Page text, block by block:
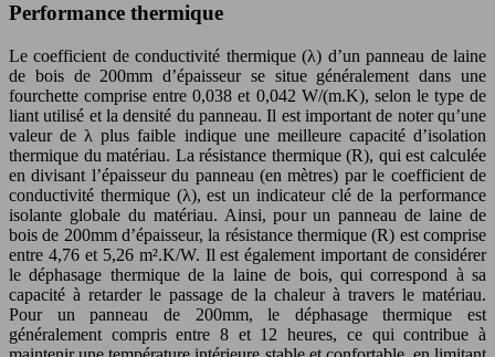
Performance thermique
Le coefficient de conductivité thermique (λ) d’un panneau de laine
de bois de 200mm d’épaisseur se situe généralement dans une
fourchette comprise entre 0,038 et 0,042 W/(m.K), selon le type de
liant utilisé et la densité du panneau. Il est important de noter qu’une
valeur de λ plus faible indique une meilleure capacité d’isolation
thermique du matériau. La résistance thermique (R), qui est calculée
en divisant l’épaisseur du panneau (en mètres) par le coefficient de
conductivité thermique (λ), est un indicateur clé de la performance
isolante globale du matériau. Ainsi, pour un panneau de laine de
bois de 200mm d’épaisseur, la résistance thermique (R) est comprise
entre 4,76 et 5,26 m².K/W. Il est également important de considérer
le déphasage thermique de la laine de bois, qui correspond à sa
capacité à retarder le passage de la chaleur à travers le matériau.
Pour un panneau de 200mm, le déphasage thermique est
généralement compris entre 8 et 12 heures, ce qui contribue à